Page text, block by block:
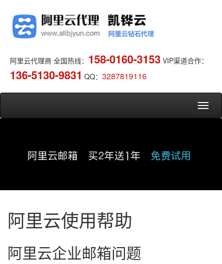
阿里云代理商 全国热线： 158-0160-3153 VIP渠道合作：
136-5130-9831 QQ： 3287819116
阿里云使用帮助
阿里云企业邮箱问题